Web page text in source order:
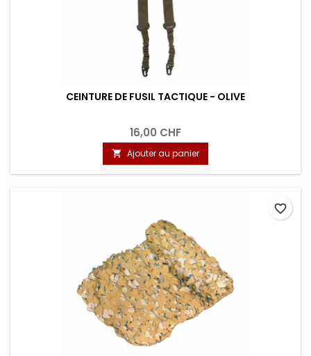
CEINTURE DE FUSIL TACTIQUE - OLIVE
16,00 CHF
 Ajouter au panier
favorite_border